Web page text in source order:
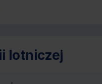
lotniczej